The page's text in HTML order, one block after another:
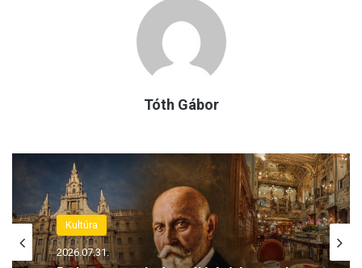
Tóth Gábor
Kultúra
2026.07.31.
Kultúra